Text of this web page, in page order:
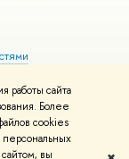
работы сайта
Более
cookies
персональных
сайтом, вы